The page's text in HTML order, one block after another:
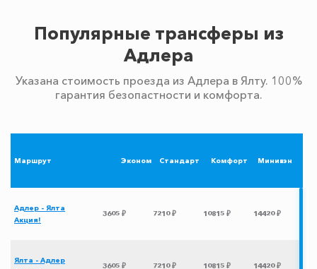
Популярные трансферы из
Адлера
Указана стоимость проезда из Адлера в Ялту. 100%
гарантия безопастности и комфорта.
Маршрут Эконом Стандарт Комфорт Минивэн
Адлер - Ялта
Акция!
3605 ₽ 7210 ₽ 10815 ₽ 14420 ₽
Ялта - Адлер
3605 ₽ 7210 ₽ 10815 ₽ 14420 ₽